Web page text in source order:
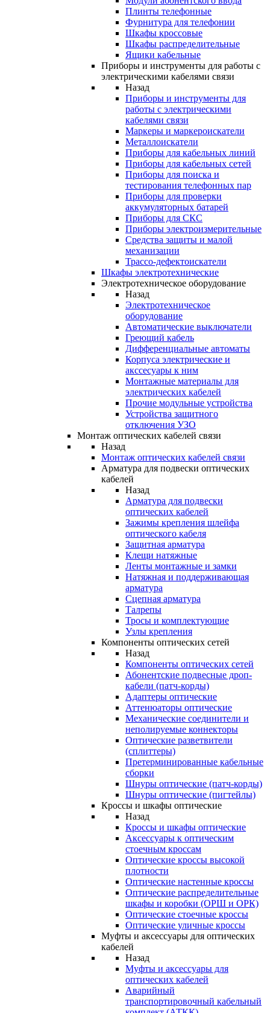
Плинты телефонные
Фурнитура для телефонии
Шкафы кроссовые
Шкафы распределительные
Ящики кабельные
Приборы и инструменты для работы с
электрическими кабелями связи
Назад
Приборы и инструменты для
работы с электрическими
кабелями связи
Маркеры и маркероискатели
Металлоискатели
Приборы для кабельных линий
Приборы для кабельных сетей
Приборы для поиска и
тестирования телефонных пар
Приборы для проверки
аккумуляторных батарей
Приборы для СКС
Приборы электроизмерительные
Средства защиты и малой
механизации
Трассо-дефектоискатели
Шкафы электротехнические
Электротехническое оборудование
Назад
Электротехническое
оборудование
Автоматические выключатели
Греющий кабель
Дифференциальные автоматы
Корпуса электрические и
акссесуары к ним
Монтажные материалы для
электрических кабелей
Прочие модульные устройства
Устройства защитного
отключения УЗО
Монтаж оптических кабелей связи
Назад
Монтаж оптических кабелей связи
Арматура для подвески оптических
кабелей
Назад
Арматура для подвески
оптических кабелей
Зажимы крепления шлейфа
оптического кабеля
Защитная арматура
Клещи натяжные
Ленты монтажные и замки
Натяжная и поддерживающая
арматура
Сцепная арматура
Талрепы
Тросы и комплектующие
Узлы крепления
Компоненты оптических сетей
Назад
Компоненты оптических сетей
Абонентские подвесные дроп-
кабели (патч-корды)
Адаптеры оптические
Аттенюаторы оптические
Механические соединители и
неполируемые коннекторы
Оптические разветвители
(сплиттеры)
Претерминированные кабельные
сборки
Шнуры оптические (патч-корды)
Шнуры оптические (пигтейлы)
Кроссы и шкафы оптические
Назад
Кроссы и шкафы оптические
Аксессуары к оптическим
стоечным кроссам
Оптические кроссы высокой
плотности
Оптические настенные кроссы
Оптические распределительные
шкафы и коробки (ОРШ и ОРК)
Оптические стоечные кроссы
Оптические уличные кроссы
Муфты и аксессуары для оптических
кабелей
Назад
Муфты и аксессуары для
оптических кабелей
Аварийный
транспортировочный кабельный